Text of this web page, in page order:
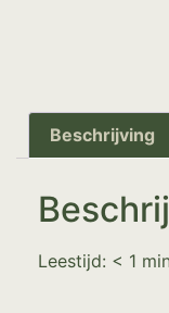
Beschrijving
Leestijd: < 1